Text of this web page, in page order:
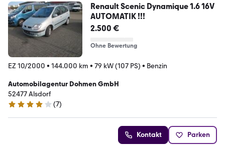
Renault Scenic Dynamique 1.6 16V
AUTOMATIK !!!
2.500 €
Ohne Bewertung
EZ 10/2000 • 144.000 km • 79 kW (107 PS) • Benzin
Automobilagentur Dohmen GmbH
52477 Alsdorf
3.8 Sterne
(7)
Kontakt Parken